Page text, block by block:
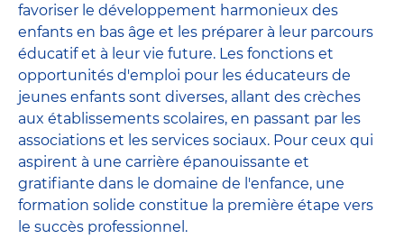
favoriser le développement harmonieux des
enfants en bas âge et les préparer à leur parcours
éducatif et à leur vie future. Les fonctions et
opportunités d'emploi pour les éducateurs de
jeunes enfants sont diverses, allant des crèches
aux établissements scolaires, en passant par les
associations et les services sociaux. Pour ceux qui
aspirent à une carrière épanouissante et
gratifiante dans le domaine de l'enfance, une
formation solide constitue la première étape vers
le succès professionnel.